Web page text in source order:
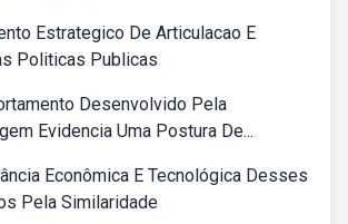
Estrategico De Articulacao E
Politicas Publicas
Desenvolvido Pela
Evidencia Uma Postura De...
Econômica E Tecnológica Desses
Pela Similaridade